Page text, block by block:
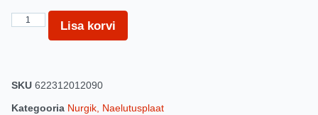
Lisa korvi
SKU 622312012090
Kategooria Nurgik, Naelutusplaat